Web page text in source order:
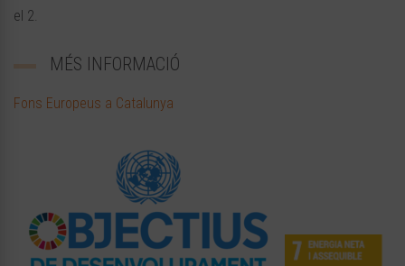
el 2.
MÉS INFORMACIÓ
Fons Europeus a Catalunya